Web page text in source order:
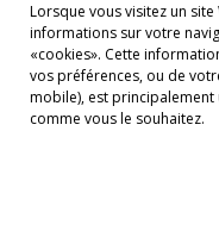
5.00 CHF
Lorsque vous visitez un
informations sur votre
«cookies». Cette
vos préférences, ou de
mobile), est
comme vous le souhaitez.